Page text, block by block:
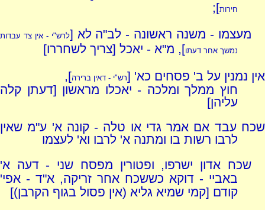
חירות];
מעצמו - משנה ראשונה - לב"ה לא [לרש"י - אין צד עבדות
נמשך אחר דעתו], מ"א - יאכל [צריך לשחררו]
אין נמנין על ב' פסחים כא' [רש"י - דאין ברירה],
חוץ ממלך ומלכה - יאכלו מראשון [דעתן קלה
עליהן]
שכח עבד אם אמר גדי או טלה - קונה א' ע"מ שאין
לרבו רשות בו ומתנה א' לרבו וא' לעצמו
שכח אדון ישרפו, ופטורין מפסח שני - דעה א'
באביי - דוקא כששכח אחר זריקה, א"ד - אפי'
קודם [קמי שמיא גליא (אין פסול בגוף הקרבן)]